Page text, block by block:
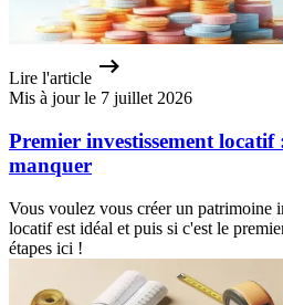
Lire l'article
Mis à jour le 7 juillet 2026
Premier investissement locatif
manquer
Vous voulez vous créer un patrimoine
locatif est idéal et puis si c'est le
étapes ici !